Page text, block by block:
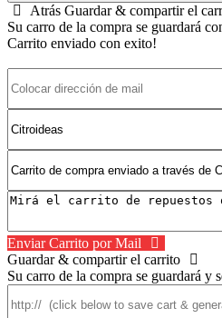
AtrásGuardar & compartir el
Su carro de la compra se guardará
Carrito enviado con exito!
Enviar Carrito por Mail
Guardar & compartir el carrito
Su carro de la compra se guardará y